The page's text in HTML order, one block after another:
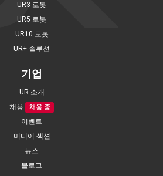
UR3 로봇
UR5 로봇
UR10 로봇
UR+ 솔루션
기업
UR 소개
채용
채용 중
이벤트
미디어 섹션
뉴스
블로그